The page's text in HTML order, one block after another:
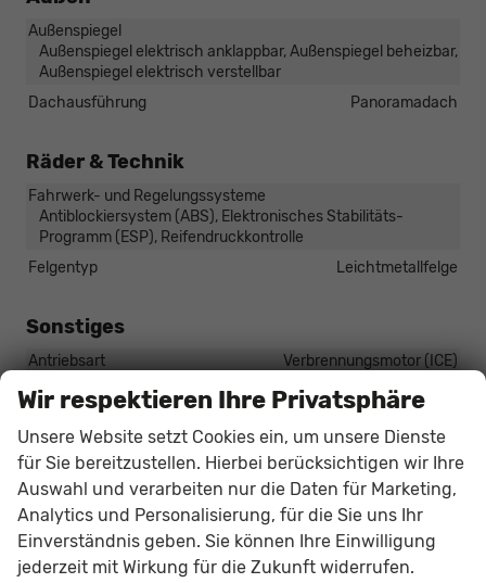
Außenspiegel
Außenspiegel elektrisch anklappbar, Außenspiegel beheizbar,
Außenspiegel elektrisch verstellbar
Dachausführung
Panoramadach
Räder & Technik
Fahrwerk- und Regelungssysteme
Antiblockiersystem (ABS), Elektronisches Stabilitäts-
Programm (ESP), Reifendruckkontrolle
Felgentyp
Leichtmetallfelge
Sonstiges
Antriebsart
Verbrennungsmotor (ICE)
Anzahl Sitzplätze
HU/AU neu
vorhanden
Kilometerstand
20
Lackierung
Metallic
Leergewicht
1304 kg
Nichtraucher-Fahrzeug
vorhanden
Wir respektieren Ihre Privatsphäre
Unsere Website setzt Cookies ein, um unsere Dienste
für Sie bereitzustellen. Hierbei berücksichtigen wir Ihre
Auswahl und verarbeiten nur die Daten für Marketing,
Analytics und Personalisierung, für die Sie uns Ihr
Einverständnis geben. Sie können Ihre Einwilligung
jederzeit mit Wirkung für die Zukunft widerrufen.